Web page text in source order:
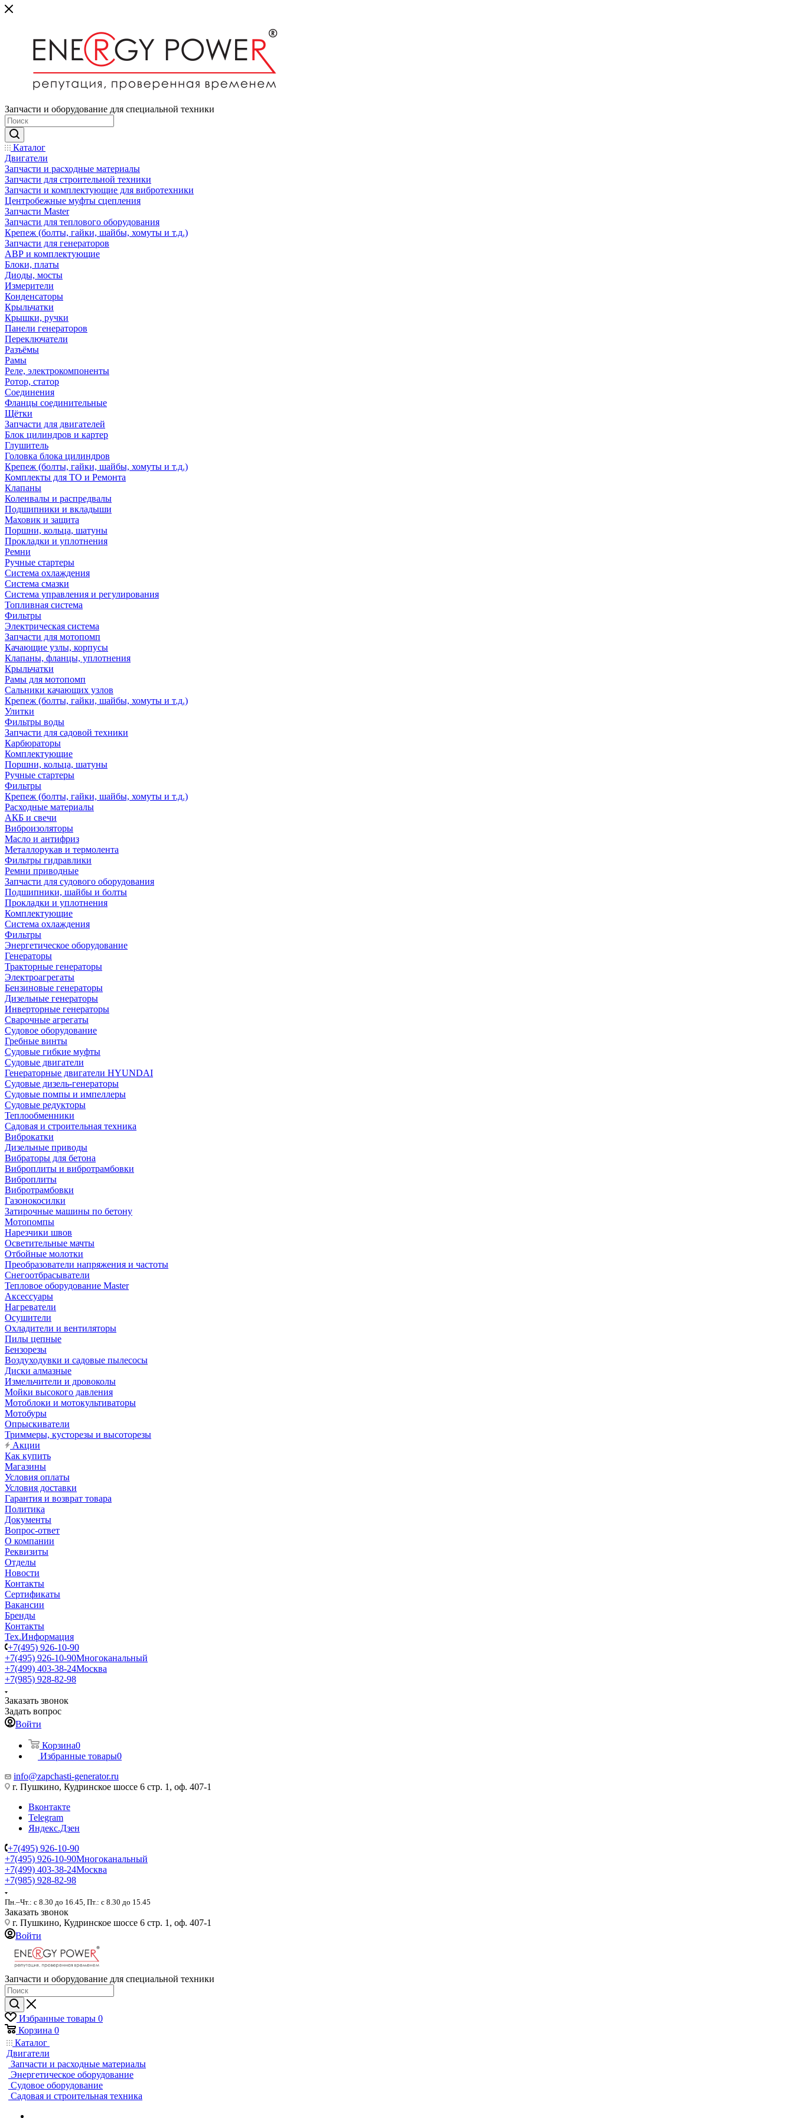
Запчасти и оборудование для специальной техники
Каталог
Двигатели
Запчасти и расходные материалы
Запчасти для строительной техники
Запчасти и комплектующие для вибротехники
Центробежные муфты сцепления
Запчасти Master
Запчасти для теплового оборудования
Крепеж (болты, гайки, шайбы, хомуты и т.д.)
Запчасти для генераторов
АВР и комплектующие
Блоки, платы
Диоды, мосты
Измерители
Конденсаторы
Крыльчатки
Крышки, ручки
Панели генераторов
Переключатели
Разъёмы
Рамы
Реле, электрокомпоненты
Ротор, статор
Соединения
Фланцы соединительные
Щётки
Запчасти для двигателей
Блок цилиндров и картер
Глушитель
Головка блока цилиндров
Крепеж (болты, гайки, шайбы, хомуты и т.д.)
Комплекты для ТО и Ремонта
Клапаны
Коленвалы и распредвалы
Подшипники и вкладыши
Маховик и защита
Поршни, кольца, шатуны
Прокладки и уплотнения
Ремни
Ручные стартеры
Система охлаждения
Система смазки
Система управления и регулирования
Топливная система
Фильтры
Электрическая система
Запчасти для мотопомп
Качающие узлы, корпусы
Клапаны, фланцы, уплотнения
Крыльчатки
Рамы для мотопомп
Сальники качающих узлов
Крепеж (болты, гайки, шайбы, хомуты и т.д.)
Улитки
Фильтры воды
Запчасти для садовой техники
Карбюраторы
Комплектующие
Поршни, кольца, шатуны
Ручные стартеры
Фильтры
Крепеж (болты, гайки, шайбы, хомуты и т.д.)
Расходные материалы
АКБ и свечи
Виброизоляторы
Масло и антифриз
Металлорукав и термолента
Фильтры гидравлики
Ремни приводные
Запчасти для судового оборудования
Подшипники, шайбы и болты
Прокладки и уплотнения
Комплектующие
Система охлаждения
Фильтры
Энергетическое оборудование
Генераторы
Тракторные генераторы
Электроагрегаты
Бензиновые генераторы
Дизельные генераторы
Инверторные генераторы
Сварочные агрегаты
Судовое оборудование
Гребные винты
Судовые гибкие муфты
Судовые двигатели
Генераторные двигатели HYUNDAI
Судовые дизель-генераторы
Судовые помпы и импеллеры
Судовые редукторы
Теплообменники
Садовая и строительная техника
Виброкатки
Дизельные приводы
Вибраторы для бетона
Виброплиты и вибротрамбовки
Виброплиты
Вибротрамбовки
Газонокосилки
Затирочные машины по бетону
Мотопомпы
Нарезчики швов
Осветительные мачты
Отбойные молотки
Преобразователи напряжения и частоты
Снегоотбрасыватели
Тепловое оборудование Master
Аксессуары
Нагреватели
Осушители
Охладители и вентиляторы
Пилы цепные
Бензорезы
Воздуходувки и садовые пылесосы
Диски алмазные
Измельчители и дровоколы
Мойки высокого давления
Мотоблоки и мотокультиваторы
Мотобуры
Опрыскиватели
Триммеры, кусторезы и высоторезы
Акции
Как купить
Магазины
Условия оплаты
Условия доставки
Гарантия и возврат товара
Политика
Документы
Вопрос-ответ
О компании
Реквизиты
Отделы
Новости
Контакты
Сертификаты
Вакансии
Бренды
Контакты
Тех.Информация
+7(495) 926-10-90
+7(495) 926-10-90Многоканальный
+7(499) 403-38-24Москва
+7(985) 928-82-98
Заказать звонок
Задать вопрос
Войти
Корзина0
Избранные товары0
info@zapchasti-generator.ru
г. Пушкино, Кудринское шоссе 6 стр. 1, оф. 407-1
Вконтакте
Telegram
Яндекс.Дзен
+7(495) 926-10-90
+7(495) 926-10-90Многоканальный
+7(499) 403-38-24Москва
+7(985) 928-82-98
Пн.–Чт.: с 8.30 до 16.45, Пт.: с 8.30 до 15.45
Заказать звонок
г. Пушкино, Кудринское шоссе 6 стр. 1, оф. 407-1
Войти
Запчасти и оборудование для специальной техники
Избранные товары 0
Корзина 0
Каталог
Двигатели
Запчасти и расходные материалы
Энергетическое оборудование
Судовое оборудование
Садовая и строительная техника